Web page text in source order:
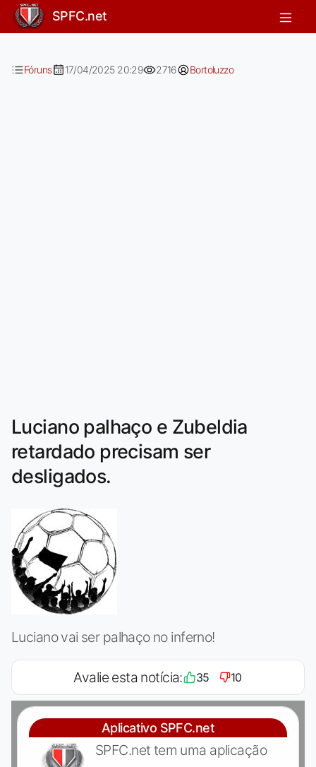
Luciano palhaço e Zubeldia
SPFC.net
Fóruns 17/04/2025 20:29 2716 Bortoluzzo
Luciano palhaço e Zubeldia
retardado precisam ser
desligados.
Luciano vai ser palhaço no inferno!
Avalie esta notícia: 35 10
Aplicativo SPFC.net
SPFC.net tem uma aplicação